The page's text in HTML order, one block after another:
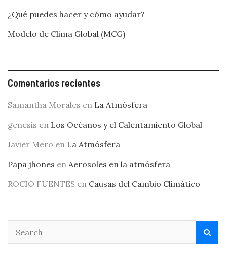
¿Qué puedes hacer y cómo ayudar?
Modelo de Clima Global (MCG)
Comentarios recientes
Samantha Morales en La Atmósfera
genesis en Los Océanos y el Calentamiento Global
Javier Mero en La Atmósfera
Papa jhones en Aerosoles en la atmósfera
ROCIO FUENTES en Causas del Cambio Climático